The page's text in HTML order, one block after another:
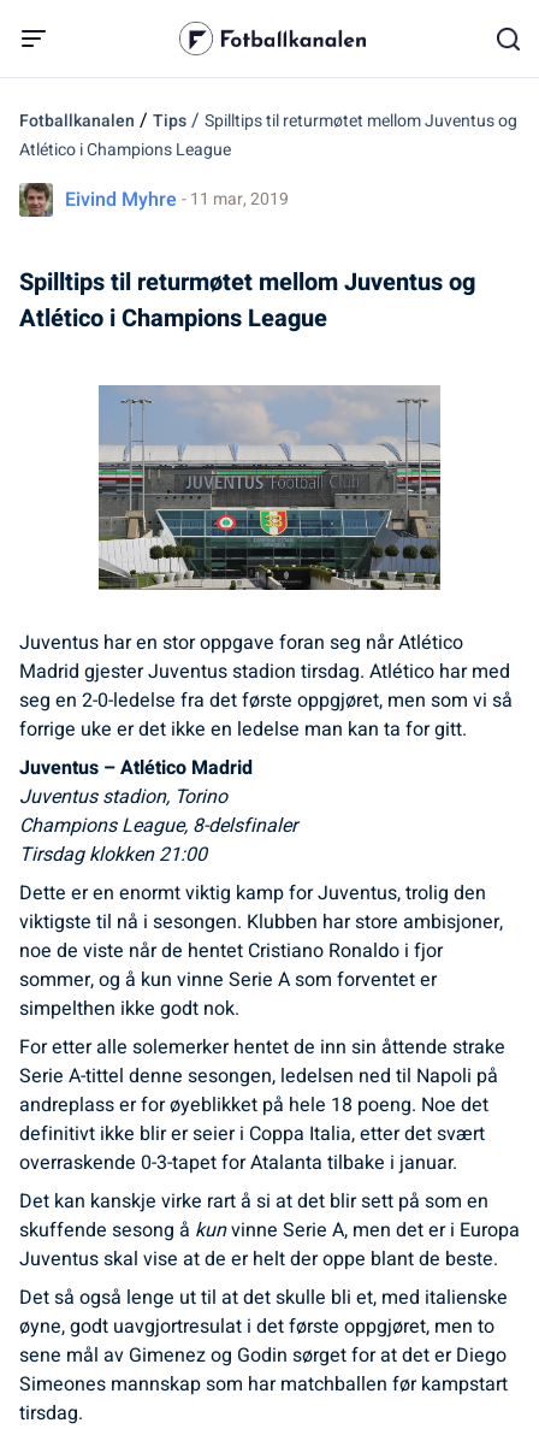
Fotballkanalen / Tips/ Spilltips til returmøtet mellom Juventus og
Atlético i Champions League
Eivind Myhre - 11 mar, 2019
Spilltips til returmøtet mellom Juventus og
Atlético i Champions League
Juventus har en stor oppgave foran seg når Atlético
Madrid gjester Juventus stadion tirsdag. Atlético har med
seg en 2-0-ledelse fra det første oppgjøret, men som vi så
forrige uke er det ikke en ledelse man kan ta for gitt.
Juventus – Atlético Madrid
Juventus stadion, Torino
Champions League, 8-delsfinaler
Tirsdag klokken 21:00
Dette er en enormt viktig kamp for Juventus, trolig den
viktigste til nå i sesongen. Klubben har store ambisjoner,
noe de viste når de hentet Cristiano Ronaldo i fjor
sommer, og å kun vinne Serie A som forventet er
simpelthen ikke godt nok.
For etter alle solemerker hentet de inn sin åttende strake
Serie A-tittel denne sesongen, ledelsen ned til Napoli på
andreplass er for øyeblikket på hele 18 poeng. Noe det
definitivt ikke blir er seier i Coppa Italia, etter det svært
overraskende 0-3-tapet for Atalanta tilbake i januar.
Det kan kanskje virke rart å si at det blir sett på som en
skuffende sesong å kunvinne Serie A, men det er i Europa
Juventus skal vise at de er helt der oppe blant de beste.
Det så også lenge ut til at det skulle bli et, med italienske
øyne, godt uavgjortresulat i det første oppgjøret, men to
sene mål av Gimenez og Godin sørget for at det er Diego
Simeones mannskap som har matchballen før kampstart
tirsdag.